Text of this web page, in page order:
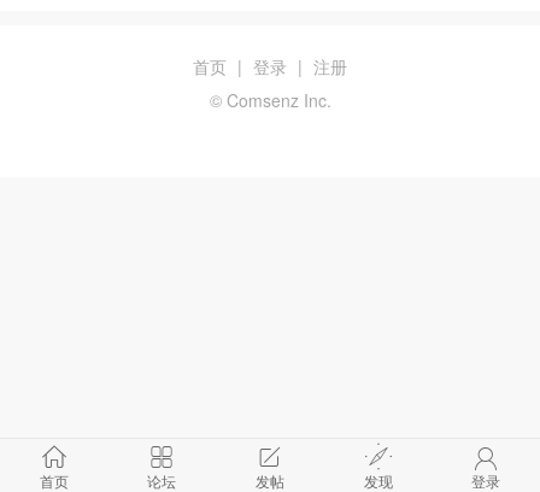
首页 论坛 发帖 发现 登录
首页 | 登录 | 注册
© Comsenz Inc.